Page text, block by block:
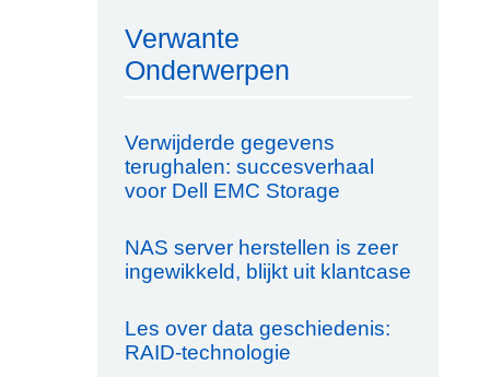
Verwante
Onderwerpen
Verwijderde gegevens
terughalen: succesverhaal
voor Dell EMC Storage
NAS server herstellen is zeer
ingewikkeld, blijkt uit klantcase
Les over data geschiedenis:
RAID-technologie